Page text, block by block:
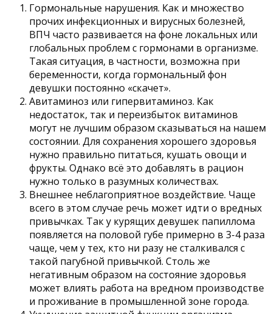
Гормональные нарушения. Как и множество
прочих инфекционных и вирусных болезней,
ВПЧ часто развивается на фоне локальных или
глобальных проблем с гормонами в организме.
Такая ситуация, в частности, возможна при
беременности, когда гормональный фон
девушки постоянно «скачет».
Авитаминоз или гипервитаминоз. Как
недостаток, так и переизбыток витаминов
могут не лучшим образом сказываться на нашем
состоянии. Для сохранения хорошего здоровья
нужно правильно питаться, кушать овощи и
фрукты. Однако всё это добавлять в рацион
нужно только в разумных количествах.
Внешнее неблагоприятное воздействие. Чаще
всего в этом случае речь может идти о вредных
привычках. Так у курящих девушек папиллома
появляется на половой губе примерно в 3-4 раза
чаще, чем у тех, кто ни разу не сталкивался с
такой пагубной привычкой. Столь же
негативным образом на состояние здоровья
может влиять работа на вредном производстве
и проживание в промышленной зоне города.